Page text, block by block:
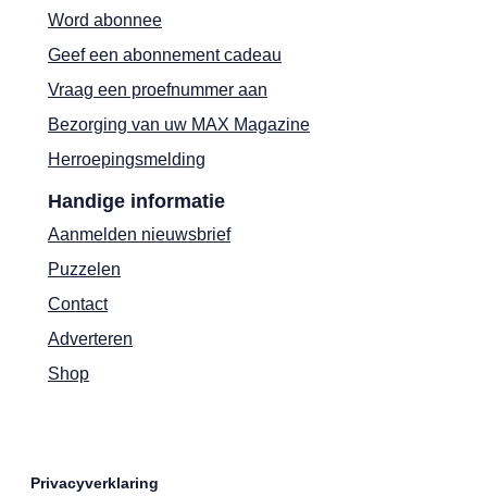
Word abonnee
Geef een abonnement cadeau
Vraag een proefnummer aan
Bezorging van uw MAX Magazine
Herroepingsmelding
Handige informatie
Aanmelden nieuwsbrief
Puzzelen
Contact
Adverteren
Shop
Privacyverklaring